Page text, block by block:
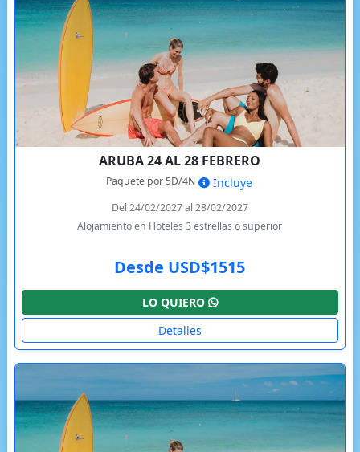
ARUBA 24 AL 28 FEBRERO
Paquete por 5D/4N Incluye
Del 24/02/2027 al 28/02/2027
Alojamiento en Hoteles 3 estrellas o superior
Desde USD$1515
LO QUIERO
Detalles